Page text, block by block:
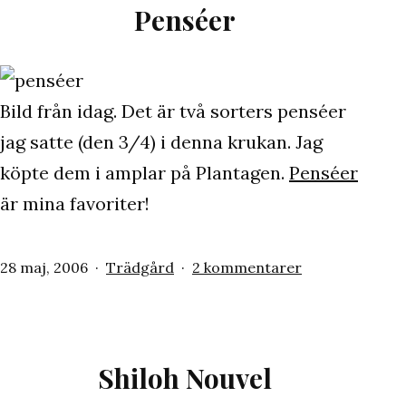
Penséer
Bild från idag. Det är två sorters penséer
jag satte (den 3/4) i denna krukan. Jag
köpte dem i amplar på Plantagen. Penséer
är mina favoriter!
Publicerat
28 maj, 2006
Kategoriserat
Trädgård 2 kommentarertill
Shiloh Nouvel